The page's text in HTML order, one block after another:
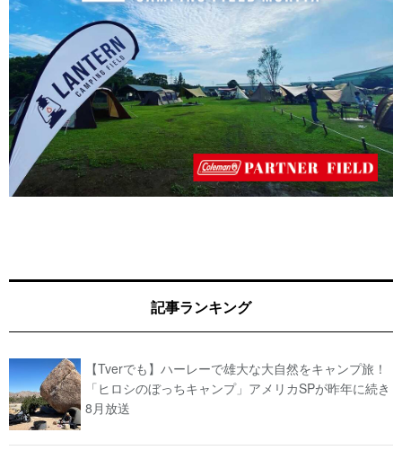
記事ランキング
【Tverでも】ハーレーで雄大な大自然をキャンプ旅！
「ヒロシのぼっちキャンプ」アメリカSPが昨年に続き
8月放送